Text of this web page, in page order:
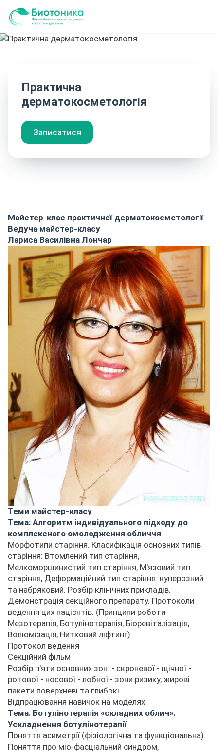
Практична
дерматокосметологія
Записатися
Майстер-клас практичної дерматокосметології
Ведуча майстер-класу
Лариса Василівна Лончар
Теми майстер-класу
Тема: Алгоритм індивідуального підходу до
комплексного омолодження обличчя
Морфотипи старіння. Класифікація основних типів
старіння: Втомлений тип старіння,
Мелкоморщинистий тип старіння, М'язовий тип
старіння, Деформаційний тип старіння: куперозний
та набряковий. Розбір клінічних прикладів.
Демонстрація секційного препарату. Протоколи
ведення цих пацієнтів. (Принципи роботи
Мезотерапія, Ботулінотерапія, Біоревіталізація,
Волюмізація, Нитковий ліфтинг)
Протокол ведення
Секційний фільм
Розбір п'яти основних зон: - скроневої - щічної -
ротової - носової - лобної - зони ризику, жирові
пакети поверхневі та глибокі.
Відпрацювання навичок на моделях
Тема: Ботулінотерапія «складних облич».
Ускладнення ботулінотерапії
Поняття асиметрії (фізіологічна та функціональна).
Поняття про міо-фасціальний синдром,